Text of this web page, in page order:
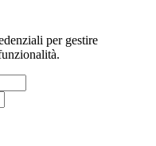
per gestire